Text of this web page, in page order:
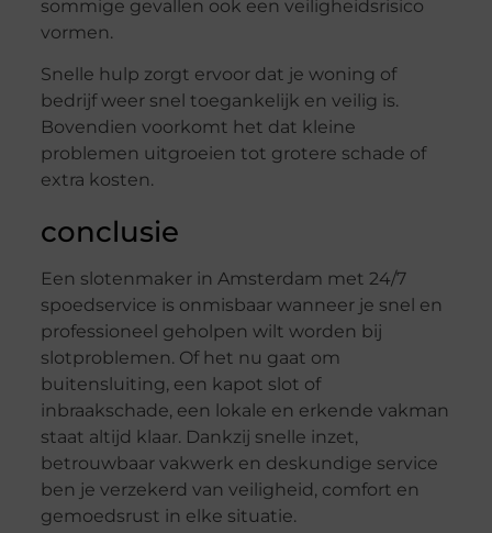
sommige gevallen ook een veiligheidsrisico
vormen.
Snelle hulp zorgt ervoor dat je woning of
bedrijf weer snel toegankelijk en veilig is.
Bovendien voorkomt het dat kleine
problemen uitgroeien tot grotere schade of
extra kosten.
conclusie
Een slotenmaker in Amsterdam met 24/7
spoedservice is onmisbaar wanneer je snel en
professioneel geholpen wilt worden bij
slotproblemen. Of het nu gaat om
buitensluiting, een kapot slot of
inbraakschade, een lokale en erkende vakman
staat altijd klaar. Dankzij snelle inzet,
betrouwbaar vakwerk en deskundige service
ben je verzekerd van veiligheid, comfort en
gemoedsrust in elke situatie.